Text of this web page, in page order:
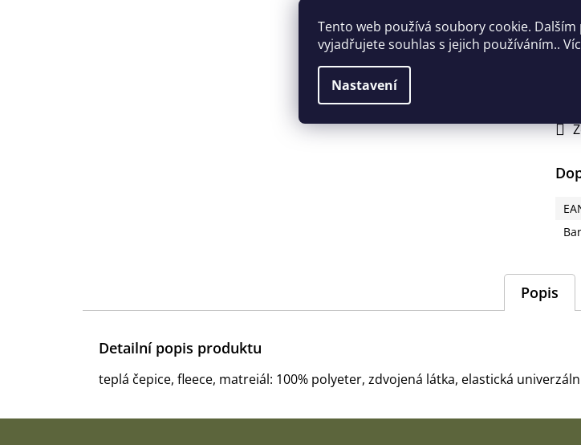
Tento web používá soubory cookie.
vyjadřujete souhlas s jejich používáním..
Nastavení
Popis
Detailní popis produktu
teplá čepice, fleece, matreiál: 100% polyeter, zdvojená látka, elastická